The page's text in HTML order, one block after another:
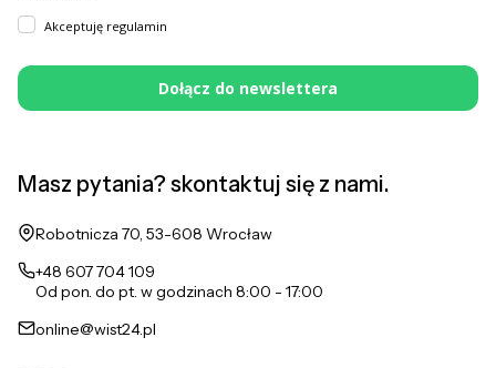
Akceptuję regulamin
Dołącz do newslettera
Masz pytania? skontaktuj się z nami.
Adres:
Robotnicza 70, 53-608 Wrocław
+48 607 704 109
Od pon. do pt. w godzinach 8:00 - 17:00
online@wist24.pl